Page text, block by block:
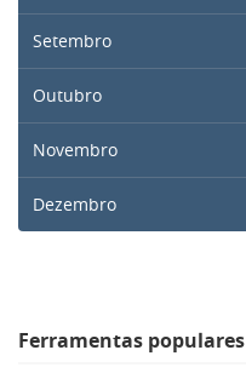
Setembro
Outubro
Novembro
Dezembro
Ferramentas populares